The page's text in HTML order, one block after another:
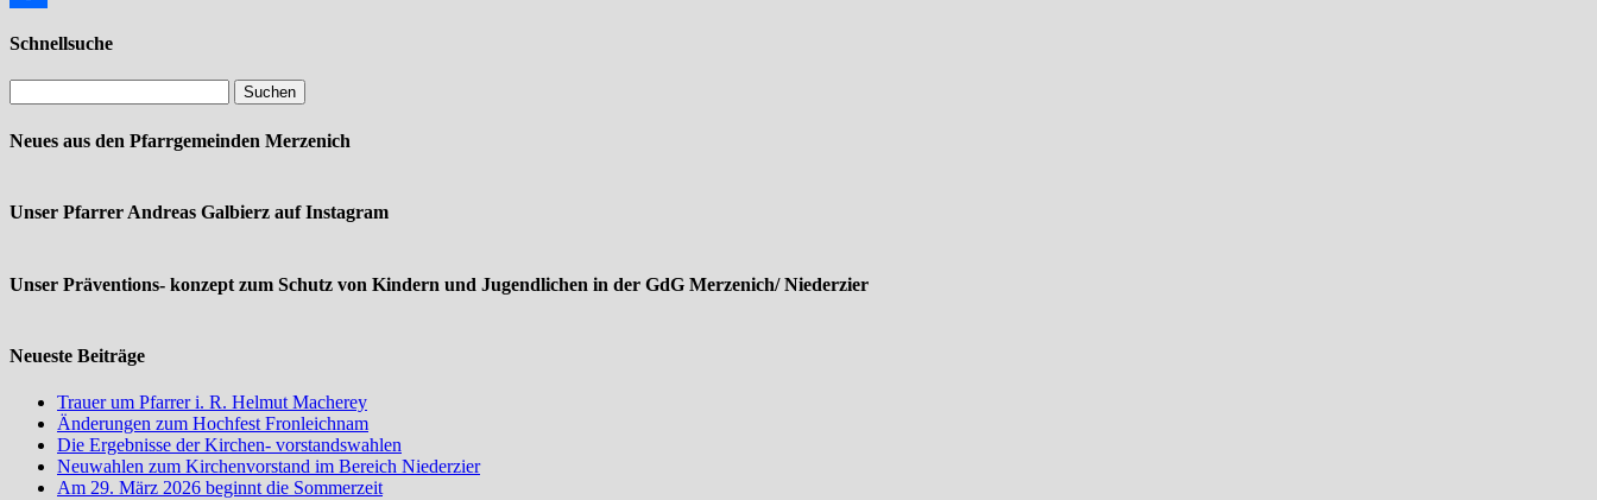
Schnellsuche
Neues aus den Pfarrgemeinden Merzenich
Unser Pfarrer Andreas Galbierz auf Instagram
Unser Präventions- konzept zum Schutz von Kindern und Jugendlichen in der GdG Merzenich/ Niederzier
Neueste Beiträge
Trauer um Pfarrer i. R. Helmut Macherey
Änderungen zum Hochfest Fronleichnam
Die Ergebnisse der Kirchen- vorstandswahlen
Neuwahlen zum Kirchenvorstand im Bereich Niederzier
Am 29. März 2026 beginnt die Sommerzeit